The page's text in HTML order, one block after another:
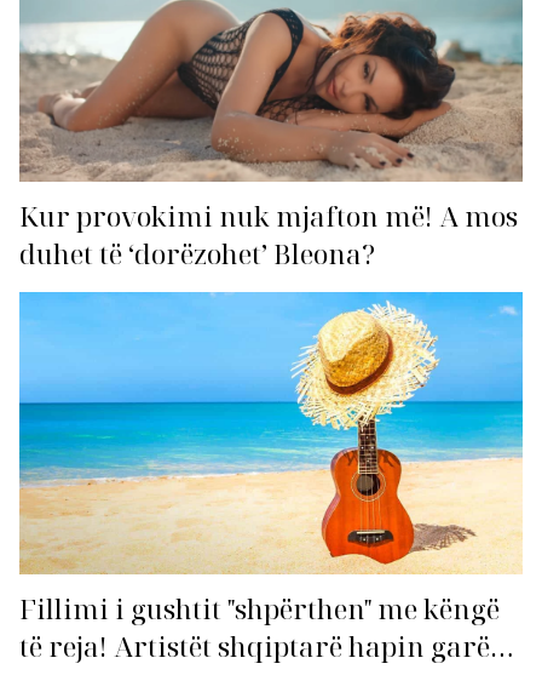
Kur provokimi nuk mjafton më! A mos
duhet të ‘dorëzohet’ Bleona?
Fillimi i gushtit "shpërthen" me këngë
të reja! Artistët shqiptarë hapin garën